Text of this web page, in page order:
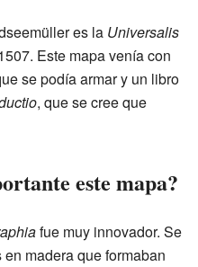
es la Universalis
Este mapa venía con
se podía armar y un libro
, que se cree que
este mapa?
fue muy innovador. Se
madera que formaban